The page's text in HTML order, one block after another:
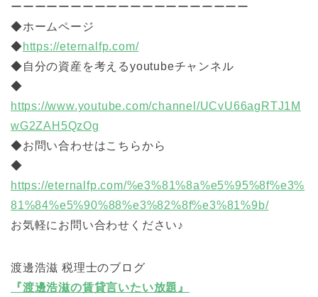
ーーーーーーーーーーーーーーーーーーーー
◆ホームページ
◆https://eternalfp.com/
◆自分の資産を考えるyoutubeチャンネル
◆
https://www.youtube.com/channel/UCvU66agRTJ1M
wG2ZAH5QzOg
◆お問い合わせはこちらから
◆
https://eternalfp.com/%e3%81%8a%e5%95%8f%e3%
81%84%e5%90%88%e3%82%8f%e3%81%9b/
お気軽にお問い合わせください♪
渡邊浩滋 税理士のブログ
『渡邊浩滋の賃貸言いたい放題』